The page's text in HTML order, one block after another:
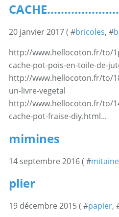
20 janvier 2017 ( #bricoles, #
http://www.hellocoton.fr/to/
cache-pot-pois-en-toile-de-
http://www.hellocoton.fr/to/
un-livre-vegetal
http://www.hellocoton.fr/to/
cache-pot-fraise-diy.html...
mimines
14 septembre 2016 ( #
plier
19 décembre 2015 ( #papier,